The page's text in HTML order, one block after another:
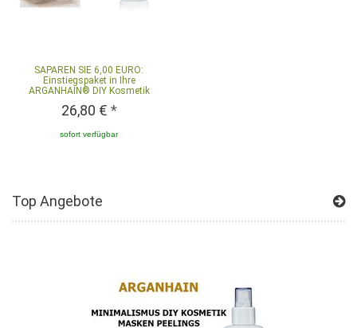
SAPAREN SIE 6,00 EURO:
Einstiegspaket in Ihre
ARGANHAIN® DIY Kosmetik
26,80 € *
sofort verfügbar
Top Angebote